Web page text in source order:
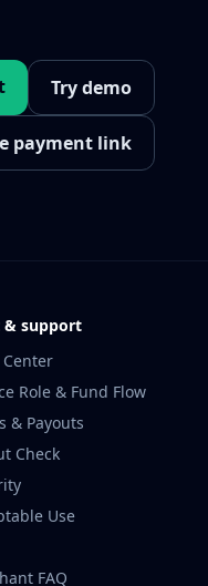
Try demo
payment link
& support
Role & Fund Flow
& Payouts
Check
Use
FAQ